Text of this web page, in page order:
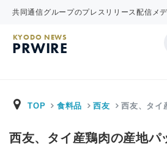
共同通信グループのプレスリリース配信メ
KYODO NEWS
PRWIRE
TOP 食料品 西友 西友、タイ
西友、タイ産鶏肉の産地パ